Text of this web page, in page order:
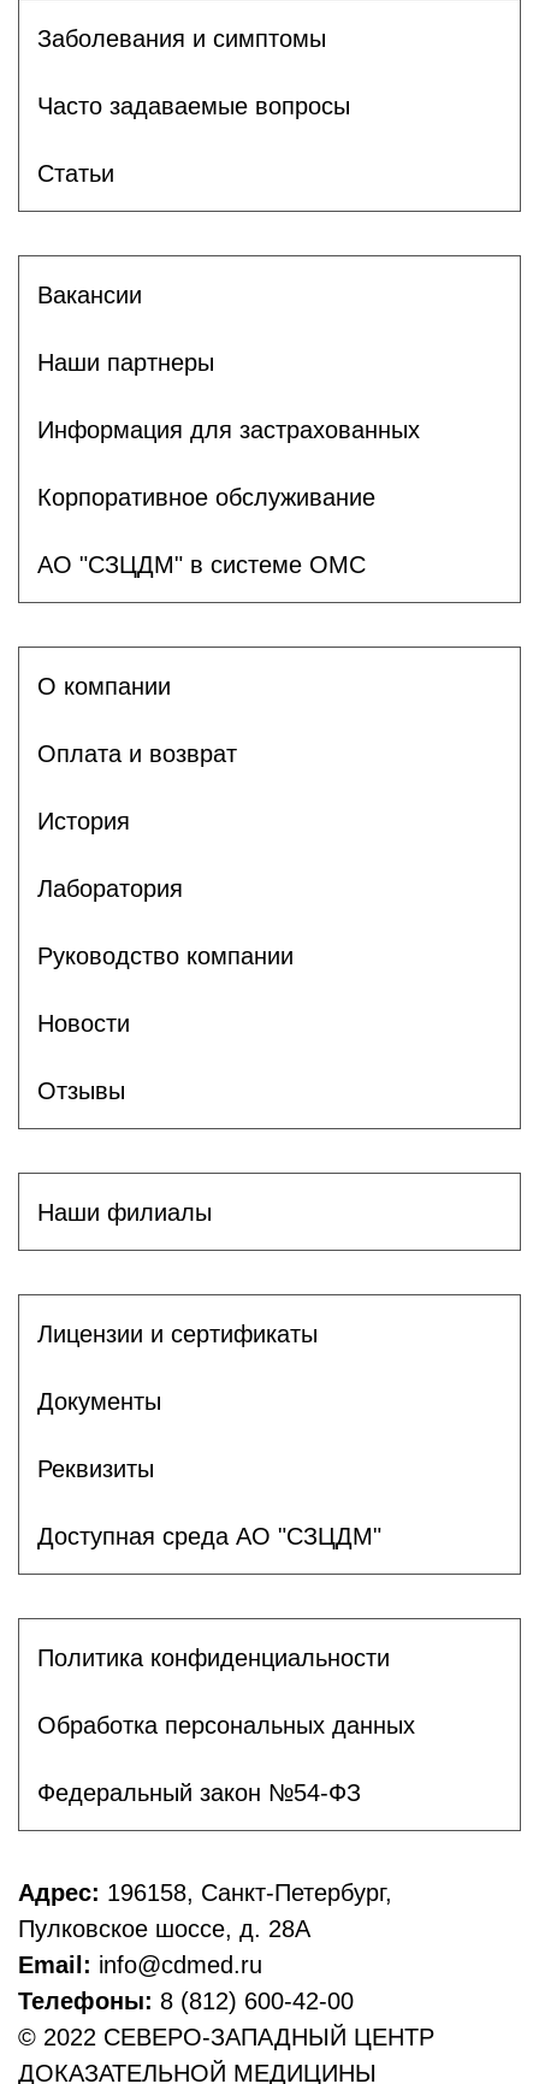
Заболевания и симптомы
Часто задаваемые вопросы
Статьи
Вакансии
Наши партнеры
Информация для застрахованных
Корпоративное обслуживание
АО "СЗЦДМ" в системе ОМС
О компании
Оплата и возврат
История
Лаборатория
Руководство компании
Новости
Отзывы
Наши филиалы
Лицензии и сертификаты
Документы
Реквизиты
Доступная среда АО "СЗЦДМ"
Политика конфиденциальности
Обработка персональных данных
Федеральный закон №54-ФЗ
Адрес: 196158, Санкт-Петербург,
Пулковское шоссе, д. 28А
Email: info@cdmed.ru
Телефоны: 8 (812) 600-42-00
© 2022 СЕВЕРО-ЗАПАДНЫЙ ЦЕНТР
ДОКАЗАТЕЛЬНОЙ МЕДИЦИНЫ